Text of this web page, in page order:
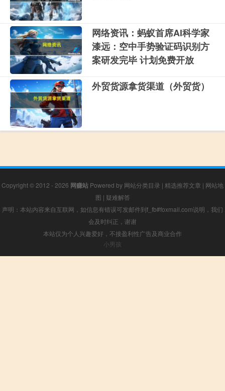
网络资讯：蚂蚁首席AI科学家
漆远：空中手势验证码识别方
案研发完毕 计划免费开放
外贸货源拿货渠道（外贸货）
Copyright © 2012 - 2026 网赚站 Powered by 网站分类目录 | 精选推荐文章 | 网站地
图 | 疑难解答
声明：本站内容来自互联网，如信息有错误可发邮件到f_fb#foxmail.com说明，我们
会及时纠正，谢谢
本站仅为个人兴趣爱好，不接盈利性广告及商业合作
小男孩